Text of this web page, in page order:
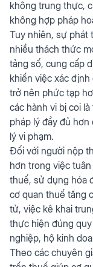
không trung thực,
không hợp pháp
Tuy nhiên, sự phát
nhiều thách thức
tảng số, cung cấp
khiến việc xác
trở nên phức tạp
các hành vi bị coi
pháp lý đầy đủ
lý vi phạm.
Đối với người nộp
hơn trong việc
thuế, sử dụng hóa
cơ quan thuế tăng
tử, việc kê khai
thực hiện đúng
nghiệp, hộ kinh
Theo các chuyên